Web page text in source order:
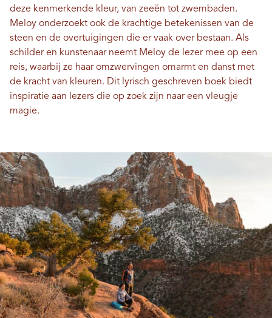
deze kenmerkende kleur, van zeeën tot zwembaden.
Meloy onderzoekt ook de krachtige betekenissen van de
steen en de overtuigingen die er vaak over bestaan. Als
schilder en kunstenaar neemt Meloy de lezer mee op een
reis, waarbij ze haar omzwervingen omarmt en danst met
de kracht van kleuren. Dit lyrisch geschreven boek biedt
inspiratie aan lezers die op zoek zijn naar een vleugje
magie.